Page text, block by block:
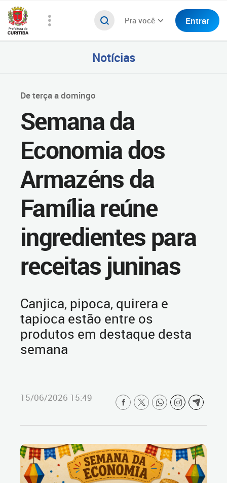
Pra você Entrar
Notícias
De terça a domingo
Semana da
Economia dos
Armazéns da
Família reúne
ingredientes para
receitas juninas
Canjica, pipoca, quirera e
tapioca estão entre os
produtos em destaque desta
semana
15/06/2026 15:49